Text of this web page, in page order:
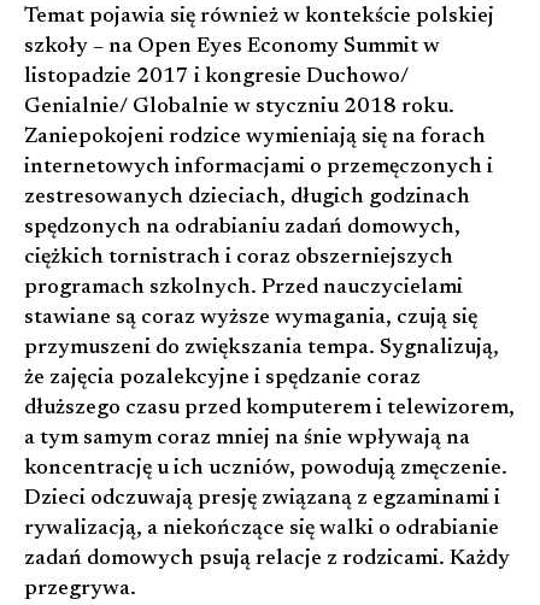
Temat pojawia się również w kontekście polskiej
szkoły – na Open Eyes Economy Summit w
listopadzie 2017 i kongresie Duchowo/
Genialnie/ Globalnie w styczniu 2018 roku.
Zaniepokojeni rodzice wymieniają się na forach
internetowych informacjami o przemęczonych i
zestresowanych dzieciach, długich godzinach
spędzonych na odrabianiu zadań domowych,
ciężkich tornistrach i coraz obszerniejszych
programach szkolnych. Przed nauczycielami
stawiane są coraz wyższe wymagania, czują się
przymuszeni do zwiększania tempa. Sygnalizują,
że zajęcia pozalekcyjne i spędzanie coraz
dłuższego czasu przed komputerem i telewizorem,
a tym samym coraz mniej na śnie wpływają na
koncentrację u ich uczniów, powodują zmęczenie.
Dzieci odczuwają presję związaną z egzaminami i
rywalizacją, a niekończące się walki o odrabianie
zadań domowych psują relacje z rodzicami. Każdy
przegrywa.